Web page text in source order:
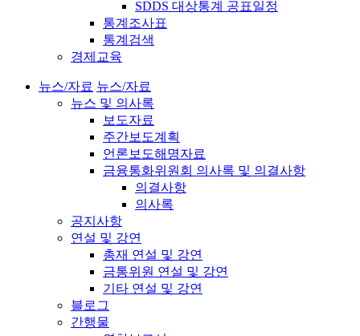
SDDS 대상통계 공표일정
통계조사표
통계검색
경제교육
뉴스/자료 뉴스/자료
뉴스 및 의사록
보도자료
주간보도계획
언론보도해명자료
금융통화위원회 의사록 및 의결사항
의결사항
의사록
공지사항
연설 및 강연
총재 연설 및 강연
금통위원 연설 및 강연
기타 연설 및 강연
블로그
간행물